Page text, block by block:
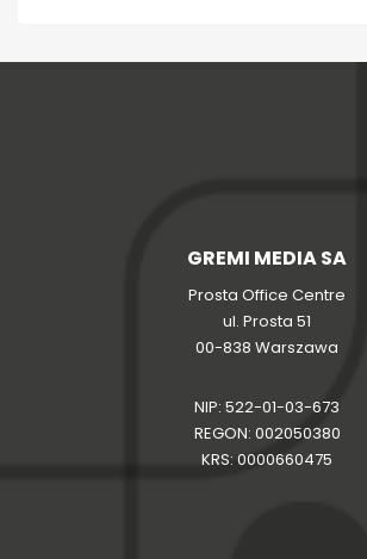
GREMI MEDIA SA
Prosta Office Centre
ul. Prosta 51
00-838 Warszawa
NIP: 522-01-03-673
REGON: 002050380
KRS: 0000660475